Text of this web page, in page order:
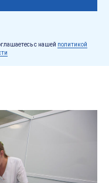
с нашей политикой